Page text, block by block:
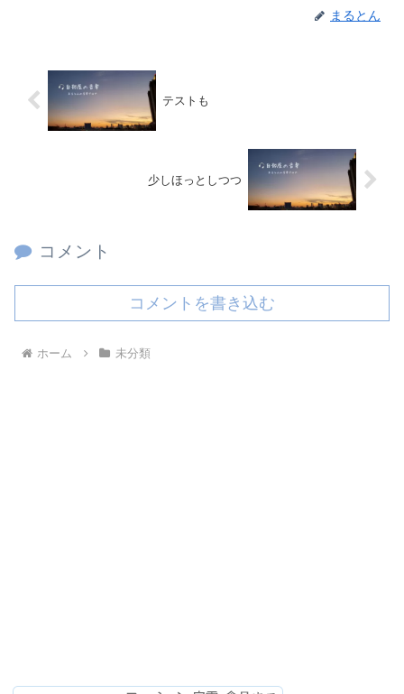
まるとん
テストも
少しほっとしつつ
コメント
コメントを書き込む
ホーム 未分類